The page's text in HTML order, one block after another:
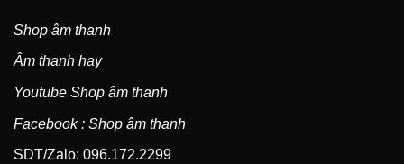
Shop âm thanh
Âm thanh hay
Youtube Shop âm thanh
Facebook : Shop âm thanh
SDT/Zalo: 096.172.2299